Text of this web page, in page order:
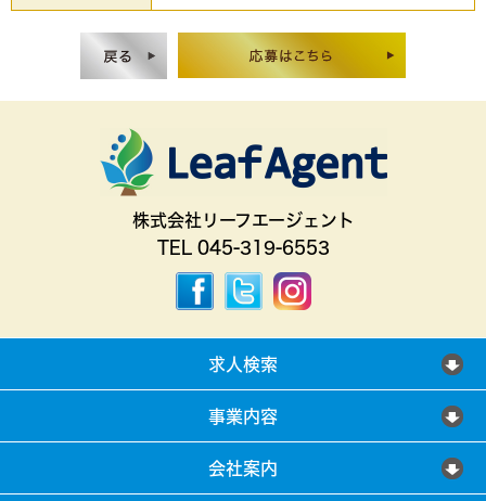
株式会社リーフエージェント
TEL 045-319-6553
求人検索
事業内容
会社案内